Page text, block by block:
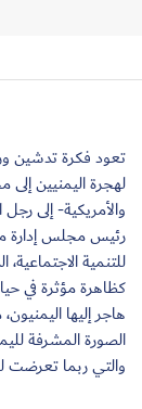
تعود فكرة تدشين
لهجرة اليمنيين إلى
والأمريكية- إلى
رئيس مجلس إدارة
للتنمية
كظاهرة مؤثرة في
هاجر إليها
الصورة المشرفة
والتي ربما تعرضت